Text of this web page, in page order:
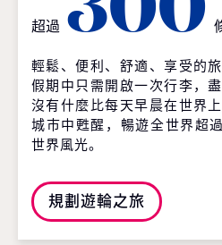
超過
輕鬆、便利、舒適、享受的
假期中只需開啟一次行李，
沒有什麼比每天早晨在世界
城市中甦醒，暢遊全世界超
世界風光。
規劃遊輪之旅